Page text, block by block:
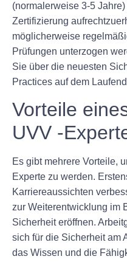
(normalerweise 3-5
Zertifizierung
möglicherweise
Prüfungen unterzogen
Sie über die neuesten
Practices auf dem
Vorteile
UVV -
Es gibt mehrere Vorteile,
Experte zu werden.
Karriereaussichten
zur Weiterentwicklung im
Sicherheit eröffnen.
sich für die Sicherheit am
das Wissen und die